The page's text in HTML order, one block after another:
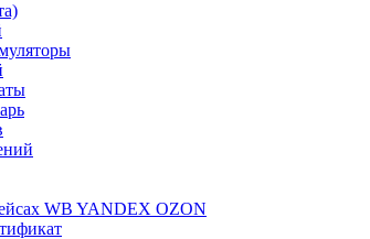
WB YANDEX OZON